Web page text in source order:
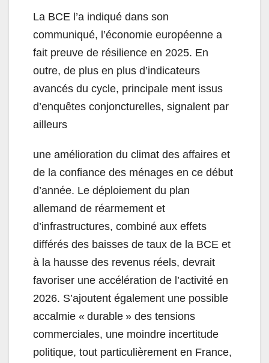
La BCE l’a indiqué dans son
communiqué, l’économie européenne a
fait preuve de résilience en 2025. En
outre, de plus en plus d’indicateurs
avancés du cycle, principale ment issus
d’enquêtes conjoncturelles, signalent par
ailleurs
une amélioration du climat des affaires et
de la confiance des ménages en ce début
d’année. Le déploiement du plan
allemand de réarmement et
d’infrastructures, combiné aux effets
différés des baisses de taux de la BCE et
à la hausse des revenus réels, devrait
favoriser une accélération de l’activité en
2026. S’ajoutent également une possible
accalmie « durable » des tensions
commerciales, une moindre incertitude
politique, tout particulièrement en France,